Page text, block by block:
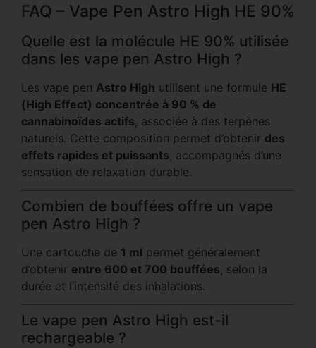
FAQ – Vape Pen Astro High HE 90%
Quelle est la molécule HE 90% utilisée
dans les vape pen Astro High ?
Les vape pen Astro High utilisent une formule HE
(High Effect) concentrée à 90 % de
cannabinoïdes actifs, associée à des terpènes
naturels. Cette composition permet d’obtenir des
effets rapides et puissants, accompagnés d’une
sensation de relaxation durable.
Combien de bouffées offre un vape
pen Astro High ?
Une cartouche de 1 ml permet généralement
d’obtenir entre 600 et 700 bouffées, selon la
durée et l’intensité des inhalations.
Le vape pen Astro High est-il
rechargeable ?